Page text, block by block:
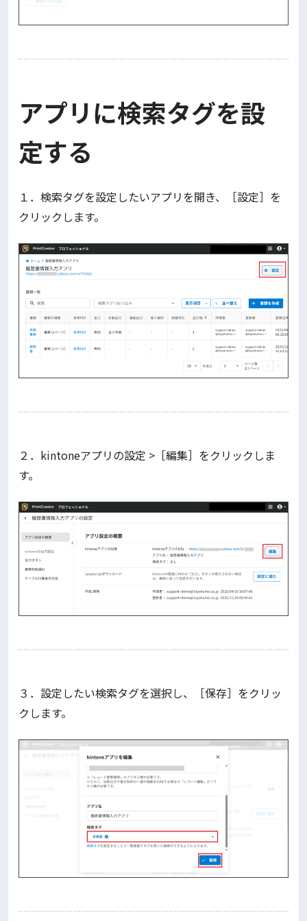
アプリに検索タグを設
定する
１．検索タグを設定したいアプリを開き、［設定］を
クリックします。
２．kintoneアプリの設定 >［編集］をクリックしま
す。
３．設定したい検索タグを選択し、［保存］をクリッ
クします。